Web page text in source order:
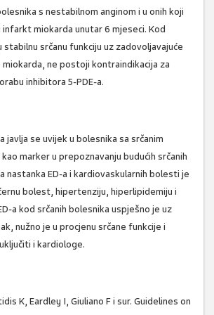
s nestabilnom anginom i u onih koji
miokarda unutar 6 mjeseci. Kod
stabilnu srčanu funkciju uz zadovoljavajuće
ne postoji kontraindikacija za
inhibitora 5-PDE-a.
javlja se uvijek u bolesnika sa srčanim
marker u prepoznavanju budućih srčanih
nastanka ED-a i kardiovaskularnih bolesti je
bolest, hipertenziju, hiperlipidemiju i
a kod srčanih bolesnika uspješno je uz
nužno je u procjenu srčane funkcije i
i kardiologe.
K, Eardley I, Giuliano F i sur. Guidelines on